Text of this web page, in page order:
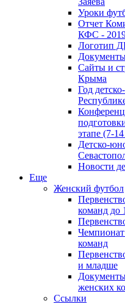
Уроки
Отчет
КФС -
Логотип
Сайты и
Крыма
Год
этапе (7-
Детско-
Новости
Еще
Женский футбол
команд до
команд
и младше
женских
Ссылки